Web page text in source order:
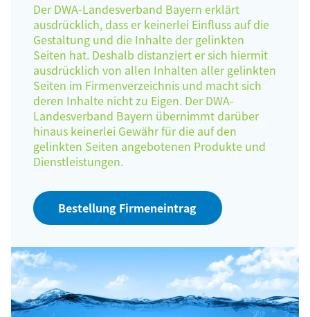
Der DWA-Landesverband Bayern erklärt
ausdrücklich, dass er keinerlei Einfluss auf die
Gestaltung und die Inhalte der gelinkten
Seiten hat. Deshalb distanziert er sich hiermit
ausdrücklich von allen Inhalten aller gelinkten
Seiten im Firmenverzeichnis und macht sich
deren Inhalte nicht zu Eigen. Der DWA-
Landesverband Bayern übernimmt darüber
hinaus keinerlei Gewähr für die auf den
gelinkten Seiten angebotenen Produkte und
Dienstleistungen.
Bestellung Firmeneintrag